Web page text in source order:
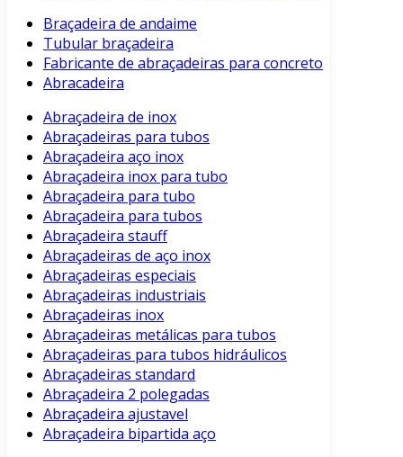
Braçadeira de andaime
Tubular braçadeira
Fabricante de abraçadeiras para concreto
Abracadeira
Abraçadeira de inox
Abraçadeiras para tubos
Abraçadeira aço inox
Abraçadeira inox para tubo
Abraçadeira para tubo
Abraçadeira para tubos
Abraçadeira stauff
Abraçadeiras de aço inox
Abraçadeiras especiais
Abraçadeiras industriais
Abraçadeiras inox
Abraçadeiras metálicas para tubos
Abraçadeiras para tubos hidráulicos
Abraçadeiras standard
Abraçadeira 2 polegadas
Abraçadeira ajustavel
Abraçadeira bipartida aço